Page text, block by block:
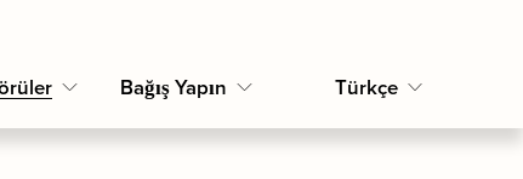
Bağış Yapın Türkçe